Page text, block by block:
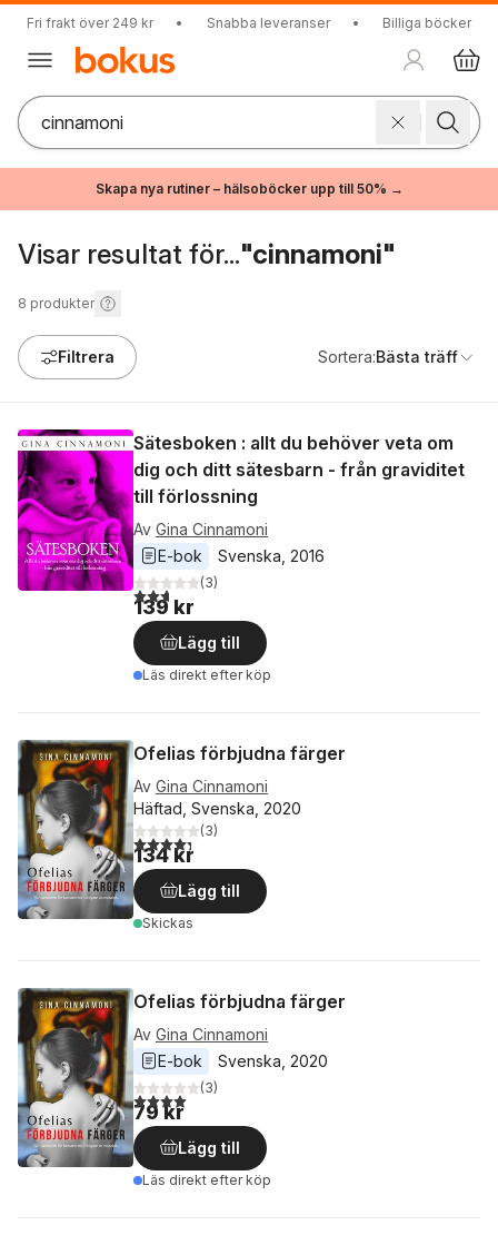
Fri frakt över 249 kr • Snabba leveranser • Billiga böcker
Skapa nya rutiner – hälsoböcker upp till 50% →
Visar resultat för..."cinnamoni"
8 produkter
Filtrera Sortera:Bästa träff
Sätesboken : allt du behöver veta om
dig och ditt sätesbarn - från graviditet
till förlossning
Av Gina Cinnamoni
E-bok
Svenska 2016
2,7utav 5 stjärnor. Totalt antal röster:
(3)
139 kr
Lägg till
Läs direkt efter köp
Ofelias förbjudna färger
Av Gina Cinnamoni
Häftad, Svenska, 2020
4,3utav 5 stjärnor. Totalt antal röster:
(3)
134 kr
Lägg till
Skickas
Ofelias förbjudna färger
Av Gina Cinnamoni
E-bok
Svenska 2020
4,0utav 5 stjärnor. Totalt antal röster:
(3)
79 kr
Lägg till
Läs direkt efter köp